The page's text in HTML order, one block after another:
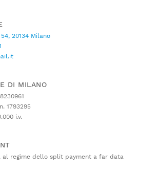
20134 Milano
DI MILANO
1793295
i.v.
al regime dello split payment a far data